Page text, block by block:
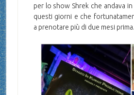
per lo show Shrek che andava
questi giorni e che
a prenotare più di due mesi prima.